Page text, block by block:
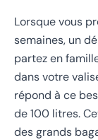
Lorsque vous
semaines, un
partez en
dans votre
répond à ce
de 100 litres.
des grands